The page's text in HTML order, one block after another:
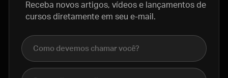
Receba novos artigos, vídeos e lançamentos de
cursos diretamente em seu e-mail.
Nome completo
E-mail